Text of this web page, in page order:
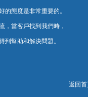
的態度是非常重要的。
，當客戶找到我們時，
到幫助和解決問題。
返回